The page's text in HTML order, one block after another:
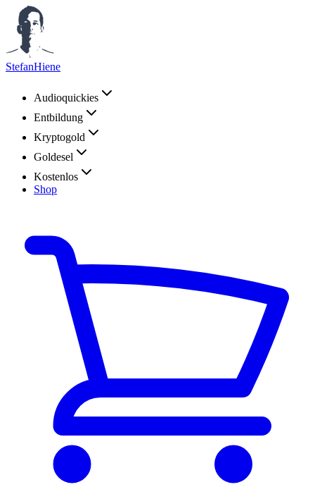
StefanHiene
Audioquickies
Entbildung
Kryptogold
Goldesel
Kostenlos
Shop